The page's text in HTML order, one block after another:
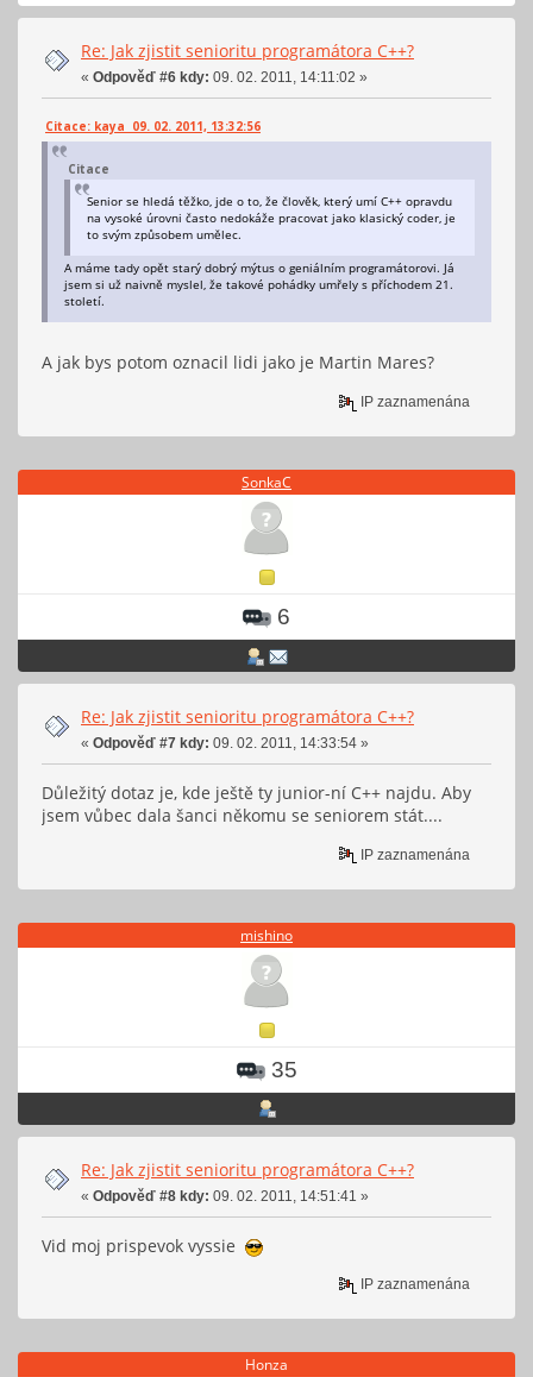
Re: Jak zjistit senioritu programátora C++?
« Odpověď #6 kdy: 09. 02. 2011, 14:11:02 »
Citace: kaya 09. 02. 2011, 13:32:56
Citace
Senior se hledá těžko, jde o to, že člověk, který umí C++ opravdu
na vysoké úrovni často nedokáže pracovat jako klasický coder, je
to svým způsobem umělec.
A máme tady opět starý dobrý mýtus o geniálním programátorovi. Já
jsem si už naivně myslel, že takové pohádky umřely s příchodem 21.
století.
A jak bys potom oznacil lidi jako je Martin Mares?
IP zaznamenána
SonkaC
6
Re: Jak zjistit senioritu programátora C++?
« Odpověď #7 kdy: 09. 02. 2011, 14:33:54 »
Důležitý dotaz je, kde ještě ty junior-ní C++ najdu. Aby
jsem vůbec dala šanci někomu se seniorem stát....
IP zaznamenána
mishino
35
Re: Jak zjistit senioritu programátora C++?
« Odpověď #8 kdy: 09. 02. 2011, 14:51:41 »
Vid moj prispevok vyssie
IP zaznamenána
Honza